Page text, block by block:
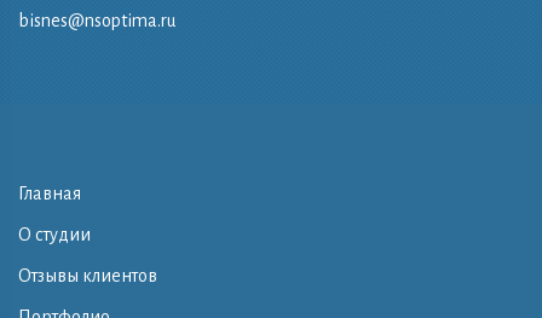
bisnes@nsoptima.ru
Главная
О студии
Отзывы клиентов